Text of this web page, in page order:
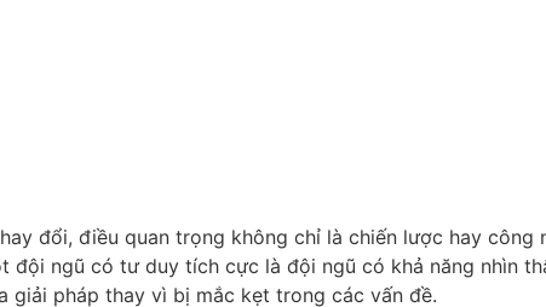
đổi, điều quan trọng không chỉ là chiến lược hay công
ngũ có tư duy tích cực là đội ngũ có khả năng nhìn
giải pháp thay vì bị mắc kẹt trong các vấn đề.